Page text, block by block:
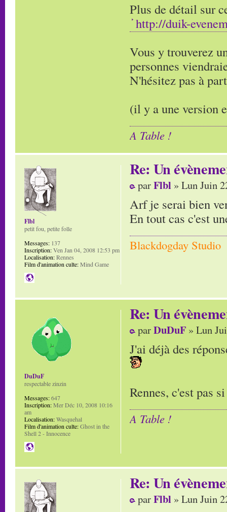
Plus de détail sur
http://duik-
Vous y trouverez
personnes
N'hésitez pas à
(il y a une version
A Table !
Re: Un
parFlbl » Lun Juin
Arf je serai bien
En tout cas c'est
Blackdogday Studio
Flbl
petit fou, petite folle
Messages: 137
Inscription:Ven Jan 04, 2008 12:53 pm
Localisation:Rennes
Film d'animation culte:Mind Game
Re: Un
parDuDuF » Lun
J'ai déjà des
Rennes, c'est pas
A Table !
DuDuF
respectable zinzin
Messages:647
Inscription:Mer Déc 10, 2008 10:16
am
Localisation:Wasquehal
Film d'animation culte:Ghost in the
Shell 2 - Innocence
Re: Un
parFlbl » Lun Juin